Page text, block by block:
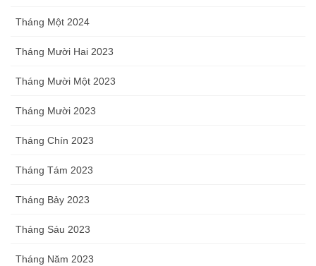
Tháng Một 2024
Tháng Mười Hai 2023
Tháng Mười Một 2023
Tháng Mười 2023
Tháng Chín 2023
Tháng Tám 2023
Tháng Bảy 2023
Tháng Sáu 2023
Tháng Năm 2023